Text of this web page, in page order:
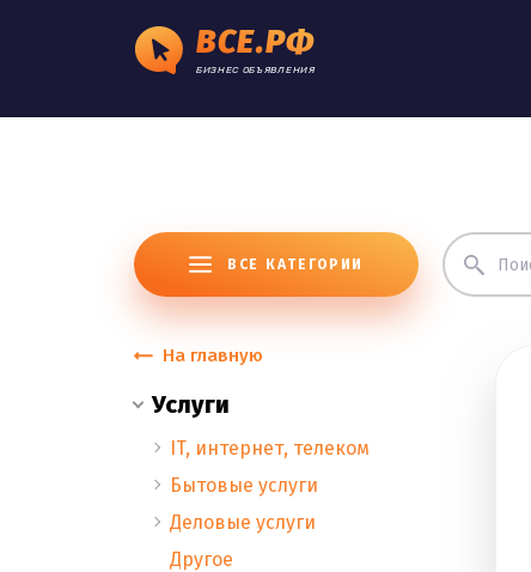
ВСЕ.РФ
БИЗНЕС ОБЪЯВЛЕНИЯ
ВСЕ КАТЕГОРИИ
На главную
Услуги
IT, интернет, телеком
Бытовые услуги
Деловые услуги
Другое